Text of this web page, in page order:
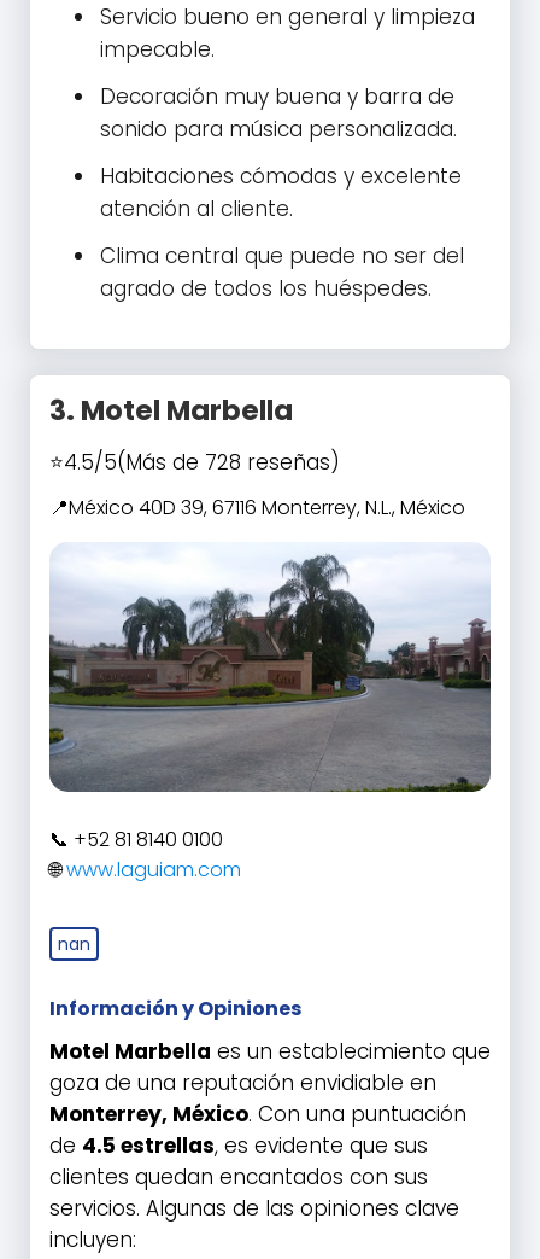
Servicio bueno en general y limpieza
impecable.
Decoración muy buena y barra de
sonido para música personalizada.
Habitaciones cómodas y excelente
atención al cliente.
Clima central que puede no ser del
agrado de todos los huéspedes.
+52 81 8140 0100
www.laguiam.com
3. Motel Marbella
4.5/5(Más de 728 reseñas)
México 40D 39, 67116 Monterrey, N.L., México
nan
Información y Opiniones
Motel Marbella es un establecimiento que
goza de una reputación envidiable en
Monterrey, México. Con una puntuación
de 4.5 estrellas, es evidente que sus
clientes quedan encantados con sus
servicios. Algunas de las opiniones clave
incluyen: